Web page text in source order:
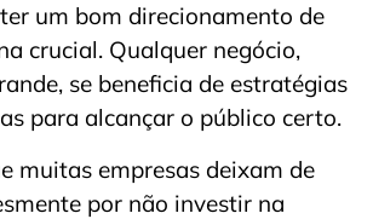
um bom direcionamento de
crucial. Qualquer negócio,
se beneficia de estratégias
para alcançar o público certo.
muitas empresas deixam de
por não investir na